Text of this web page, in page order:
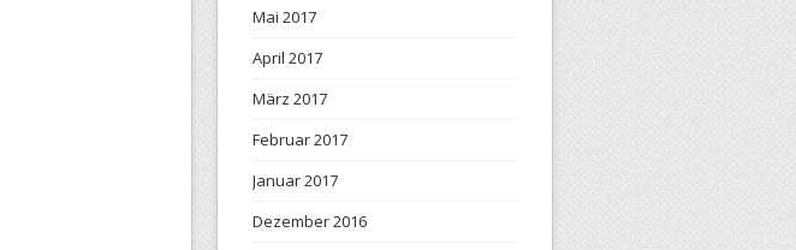
Mai 2017
April 2017
März 2017
Februar 2017
Januar 2017
Dezember 2016